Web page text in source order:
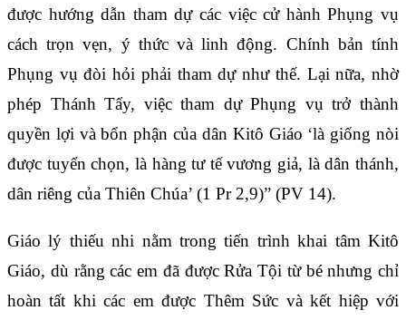
được hướng dẫn tham dự các việc cử hành Phụng vụ
cách trọn vẹn, ý thức và linh động. Chính bản tính
Phụng vụ đòi hỏi phải tham dự như thế. Lại nữa, nhờ
phép Thánh Tẩy, việc tham dự Phụng vụ trở thành
quyền lợi và bổn phận của dân Kitô Giáo ‘là giống nòi
được tuyển chọn, là hàng tư tế vương giả, là dân thánh,
dân riêng của Thiên Chúa’ (1 Pr 2,9)” (PV 14).
Giáo lý thiếu nhi nằm trong tiến trình khai tâm Kitô
Giáo, dù rằng các em đã được Rửa Tội từ bé nhưng chỉ
hoàn tất khi các em được Thêm Sức và kết hiệp với